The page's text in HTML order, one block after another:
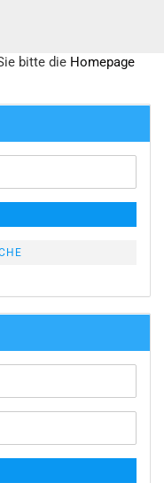
bitte die Homepage